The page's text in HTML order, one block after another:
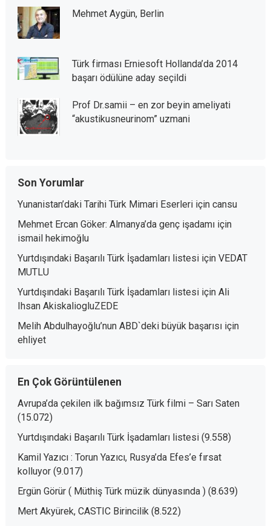
Mehmet Aygün, Berlin
Türk firması Erniesoft Hollanda’da 2014
başarı ödülüne aday seçildi
Prof Dr.samii – en zor beyin ameliyati
“akustikusneurinom” uzmani
Son Yorumlar
Yunanistan’daki Tarihi Türk Mimari Eserleriiçin cansu
Mehmet Ercan Göker: Almanya’da genç işadamıiçin
ismail hekimoğlu
Yurtdışındaki Başarılı Türk İşadamları listesiiçin VEDAT
MUTLU
Yurtdışındaki Başarılı Türk İşadamları listesiiçin Ali
Ihsan AkiskaliogluZEDE
Melih Abdulhayoğlu’nun ABD`deki büyük başarısıiçin
ehliyet
En Çok Görüntülenen
Avrupa’da çekilen ilk bağımsız Türk filmi – Sarı Saten
(15.072)
Yurtdışındaki Başarılı Türk İşadamları listesi (9.558)
Kamil Yazıcı : Torun Yazıcı, Rusya’da Efes’e fırsat
kolluyor (9.017)
Ergün Görür ( Müthiş Türk müzik dünyasında ) (8.639)
Mert Akyürek, CASTIC Birincilik (8.522)